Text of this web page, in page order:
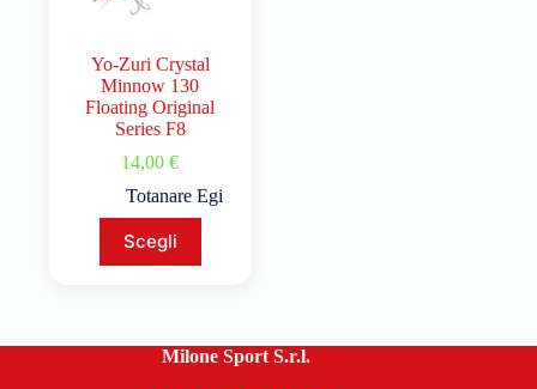
Yo-Zuri Crystal
Minnow 130
Floating Original
Series F8
14,00€
Totanare Egi
Scegli
Milone Sport S.r.l.